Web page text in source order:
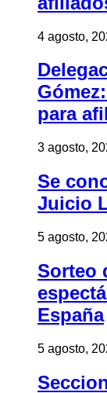
4 agosto,
para
3 agosto,
Se
Juicio
5 agosto,
Sorteo
España
5 agosto,